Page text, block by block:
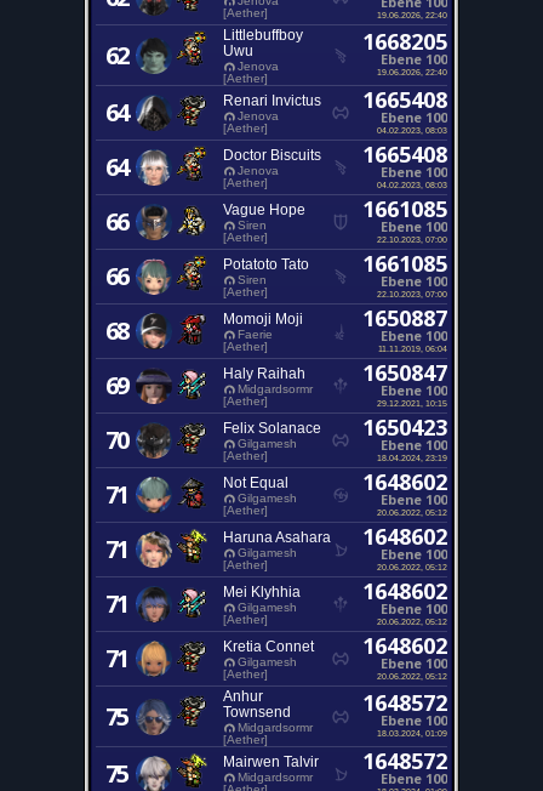
[Aether]
19.06.2026, 22:40
62
Littlebuffboy
Uwu
Jenova
[Aether]
1668205
Ebene 100
19.06.2026, 22:40
64 Renari Invictus
Jenova
[Aether]
1665408
Ebene 100
04.02.2023, 08:03
64 Doctor Biscuits
Jenova
[Aether]
1665408
Ebene 100
04.02.2023, 08:03
66 Vague Hope
Siren
[Aether]
1661085
Ebene 100
22.10.2023, 07:00
66 Potatoto Tato
Siren
[Aether]
1661085
Ebene 100
22.10.2023, 07:00
68 Momoji Moji
Faerie
[Aether]
1650887
Ebene 100
11.11.2019, 06:04
69 Haly Raihah
Midgardsormr
[Aether]
1650847
Ebene 100
29.12.2021, 10:15
70 Felix Solanace
Gilgamesh
[Aether]
1650423
Ebene 100
18.04.2024, 23:19
71 Not Equal
Gilgamesh
[Aether]
1648602
Ebene 100
20.06.2022, 05:12
71 Haruna Asahara
Gilgamesh
[Aether]
1648602
Ebene 100
20.06.2022, 05:12
71 Mei Klyhhia
Gilgamesh
[Aether]
1648602
Ebene 100
20.06.2022, 05:12
71 Kretia Connet
Gilgamesh
[Aether]
1648602
Ebene 100
20.06.2022, 05:12
75
Anhur
Townsend
Midgardsormr
[Aether]
1648572
Ebene 100
18.03.2024, 01:09
75 Mairwen Talvir
Midgardsormr
1648572
Ebene 100